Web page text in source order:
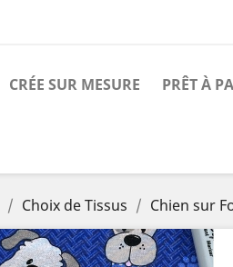
CRÉE SUR MESURE PRÊT À
Choix de Tissus Chien sur